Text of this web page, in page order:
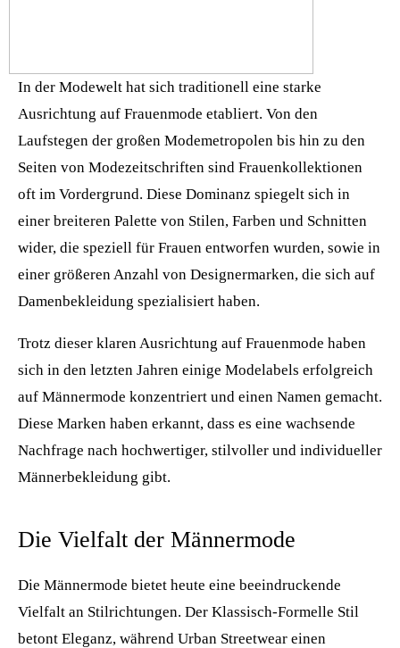
In der Modewelt hat sich traditionell eine starke
Ausrichtung auf Frauenmode etabliert. Von den
Laufstegen der großen Modemetropolen bis hin zu den
Seiten von Modezeitschriften sind Frauenkollektionen
oft im Vordergrund. Diese Dominanz spiegelt sich in
einer breiteren Palette von Stilen, Farben und Schnitten
wider, die speziell für Frauen entworfen wurden, sowie in
einer größeren Anzahl von Designermarken, die sich auf
Damenbekleidung spezialisiert haben.
Trotz dieser klaren Ausrichtung auf Frauenmode haben
sich in den letzten Jahren einige Modelabels erfolgreich
auf Männermode konzentriert und einen Namen gemacht.
Diese Marken haben erkannt, dass es eine wachsende
Nachfrage nach hochwertiger, stilvoller und individueller
Männerbekleidung gibt.
Die Vielfalt der Männermode
Die Männermode bietet heute eine beeindruckende
Vielfalt an Stilrichtungen. Der Klassisch-Formelle Stil
betont Eleganz, während Urban Streetwear einen